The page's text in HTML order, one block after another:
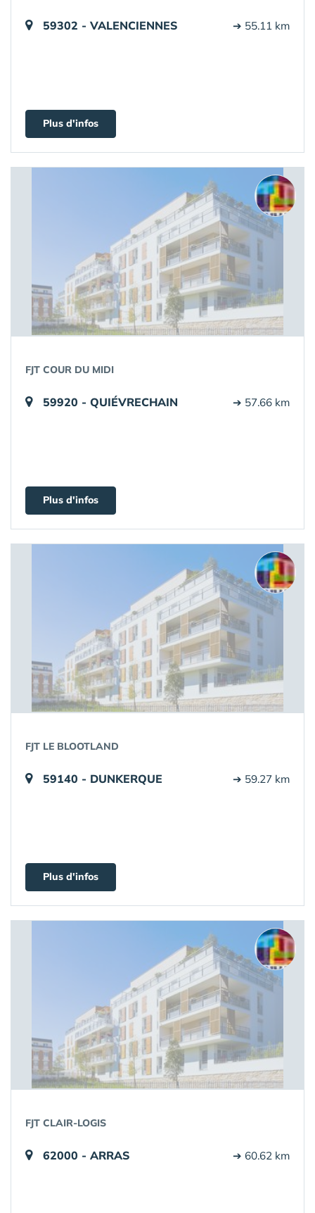
59302 - VALENCIENNES ➔ 55.11 km
Plus d'infos
FJT COUR DU MIDI
59920 - QUIÉVRECHAIN ➔ 57.66 km
Plus d'infos
FJT LE BLOOTLAND
59140 - DUNKERQUE ➔ 59.27 km
Plus d'infos
FJT CLAIR-LOGIS
62000 - ARRAS ➔ 60.62 km